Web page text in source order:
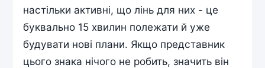
настільки активні, що лінь для них - це
буквально 15 хвилин полежати й уже
будувати нові плани. Якщо представник
цього знака нічого не робить, значить він